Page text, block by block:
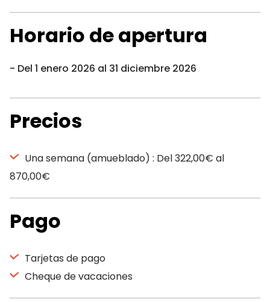
Horario de apertura
Del 1 enero 2026 al 31 diciembre 2026
Precios
Una semana (amueblado) : Del 322,00€ al
870,00€
Pago
Tarjetas de pago
Cheque de vacaciones